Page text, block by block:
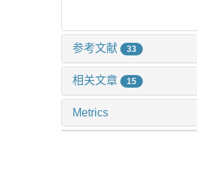
参考文献 33
相关文章 15
Metrics